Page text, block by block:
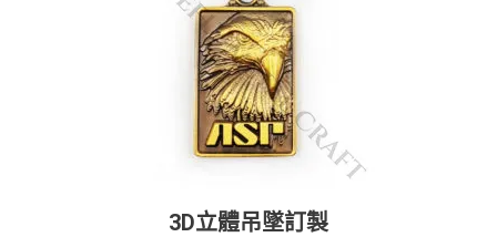
3D立體吊墜訂製